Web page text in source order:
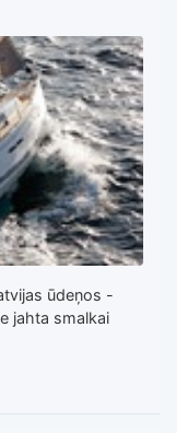
ūdeņos -
jahta smalkai